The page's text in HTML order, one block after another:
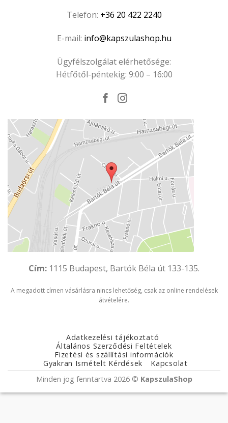
Telefon: +36 20 422 2240
E-mail: info@kapszulashop.hu
Ügyfélszolgálat elérhetősége:
Hétfőtől-péntekig: 9:00 – 16:00
Cím: 1115 Budapest, Bartók Béla út 133-135.
A megadott címen vásárlásra nincs lehetőség, csak az online rendelések
átvételére.
Adatkezelési tájékoztató
Általános Szerződési Feltételek
Fizetési és szállítási információk
Gyakran Ismételt Kérdések
Kapcsolat
Minden jog fenntartva 2026 © KapszulaShop